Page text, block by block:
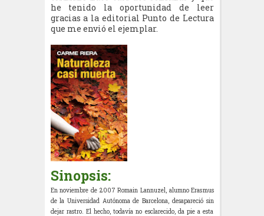
he tenido la oportunidad de leer
gracias a la editorial Punto de Lectura
que me envió el ejemplar.
Sinopsis:
En noviembre de 2007 Romain Lannuzel, alumno Erasmus
de la Universidad Autónoma de Barcelona, desapareció sin
dejar rastro. El hecho, todavía no esclarecido, da pie a esta